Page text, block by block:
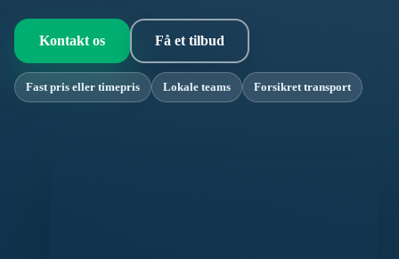
Kontakt os Få et tilbud
Fast pris eller timepris Lokale teams Forsikret transport